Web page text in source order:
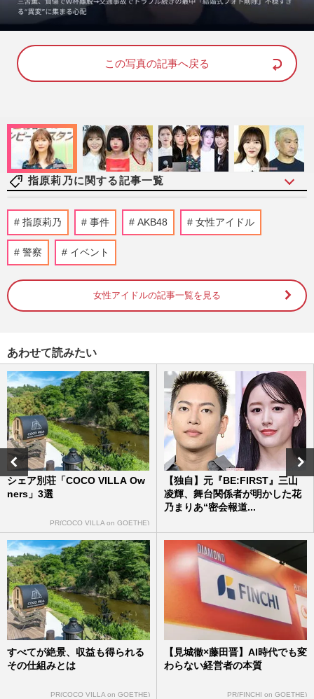
U
n
u
o
d
:
この写真の記事へ戻る
指原莉乃に関する記事一覧
《「苦手な」バラエティアイドルTOP5》
「鈴木紗理奈嫌い」発言で大炎上のあのち
ゃんを超えた、ダントツ1位…
週刊女性2026年6月23日号
櫻坂46＆日向坂46ライブで【前代未聞】ロ
ーソンレシート演出が話題！
timelesz原嘉孝「デート後は居酒屋で友達
と合流」不満を言ったら即交際終了の“俺
様恋愛ルール”に視聴者賛…
週刊女性PRIME 2026/1/9
【2026年】結婚しそうな芸能人カップル！
有村架純＆高橋海人他、ランキング発表
週刊女性2026年1月6日・13日号 2025/12/31
指原莉乃プロデュースのアイドル≠MEが
『CDTV ライブ』で生歌披露も「マイナス
にしかならない」放送事故レ…
週刊女性PRIME 2025/5/28
指原莉乃 事件 AKB48 女性アイドル
警察 イベント
女性アイドルの記事一覧を見る
あわせて読みたい
シェア別荘「COCO VILLA Ow
ners」3選
PR(COCO VILLA on GOETHE)
【独自】元『BE:FIRST』三山
凌輝、舞台関係者が明かした花
乃まりあ“密会報道...
すべてが絶景、収益も得られる
その仕組みとは
PR(COCO VILLA on GOETHE)
【見城徹×藤田晋】AI時代でも変
わらない経営者の本質
PR(FINCHI on GOETHE)